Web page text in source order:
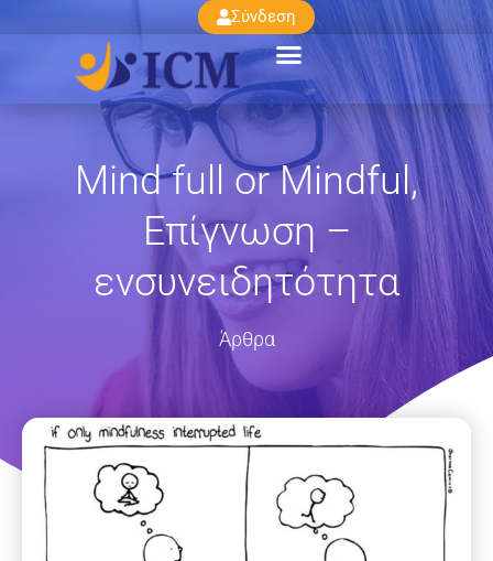
Σύνδεση
Mind full or Mindful,
Επίγνωση –
ενσυνειδητότητα
Άρθρα